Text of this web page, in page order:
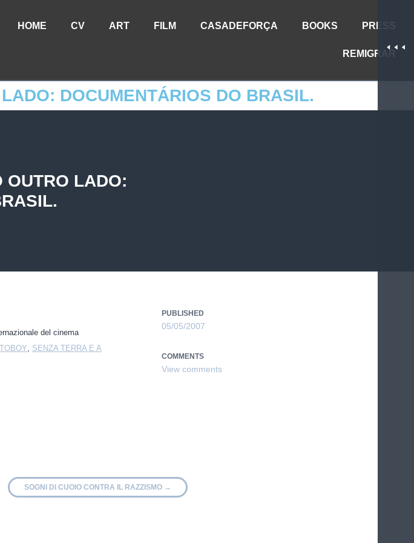
HOME CV ART FILM CASADEFORÇA BOOKS PRESS
REMIGRAR
DOCUMENTÁRIOS DO BRASIL.
OUTRO LADO:
del cinema
SENZA TERRA E A
PUBLISHED
05/05/2007
COMMENTS
SOGNI DI CUOIO CONTRA IL RAZZISMO →